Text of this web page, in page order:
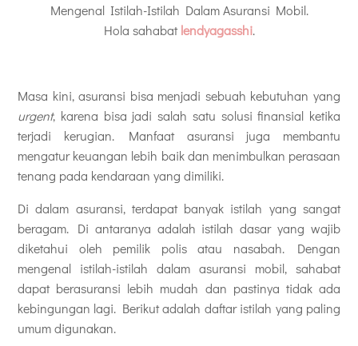
Mengenal Istilah-Istilah Dalam Asuransi Mobil.
Hola sahabatlendyagasshi.
Masa kini, asuransi bisa menjadi sebuah kebutuhan yang
urgent, karena bisa jadi salah satu solusi finansial ketika
terjadi kerugian. Manfaat asuransi juga membantu
mengatur keuangan lebih baik dan menimbulkan perasaan
tenang pada kendaraan yang dimiliki.
Di dalam asuransi, terdapat banyak istilah yang sangat
beragam. Di antaranya adalah istilah dasar yang wajib
diketahui oleh pemilik polis atau nasabah. Dengan
mengenal istilah-istilah dalam asuransi mobil, sahabat
dapat berasuransi lebih mudah dan pastinya tidak ada
kebingungan lagi. Berikut adalah daftar istilah yang paling
umum digunakan.